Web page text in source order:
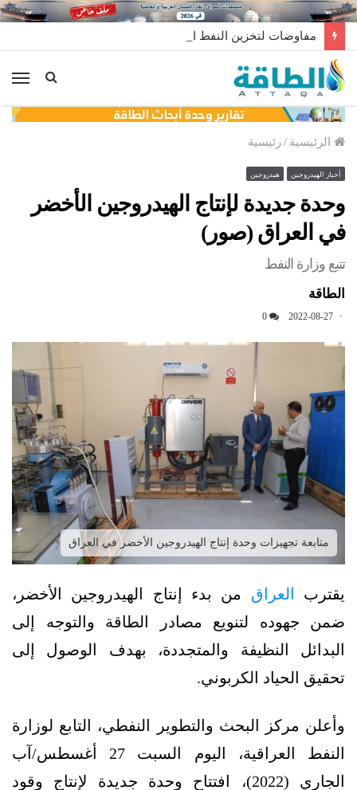
مفاوضات لتخزين النفط العراقي في الخارج
الرئيسية /رئيسية
أخبار الهيدروجين هيدروجين
وحدة جديدة لإنتاج الهيدروجين الأخضر
في العراق (صور)
تتبع وزارة النفط
الطاقة
2022-08-27
0
متابعة تجهيزات وحدة إنتاج الهيدروجين الأخضر في العراق
يقترب العراق من بدء إنتاج الهيدروجين الأخضر،
ضمن جهوده لتنويع مصادر الطاقة والتوجه إلى
البدائل النظيفة والمتجددة، بهدف الوصول إلى
تحقيق الحياد الكربوني.
وأعلن مركز البحث والتطوير النفطي، التابع لوزارة
النفط العراقية، اليوم السبت 27 أغسطس/آب
الجاري (2022)، افتتاح وحدة جديدة لإنتاج وقود